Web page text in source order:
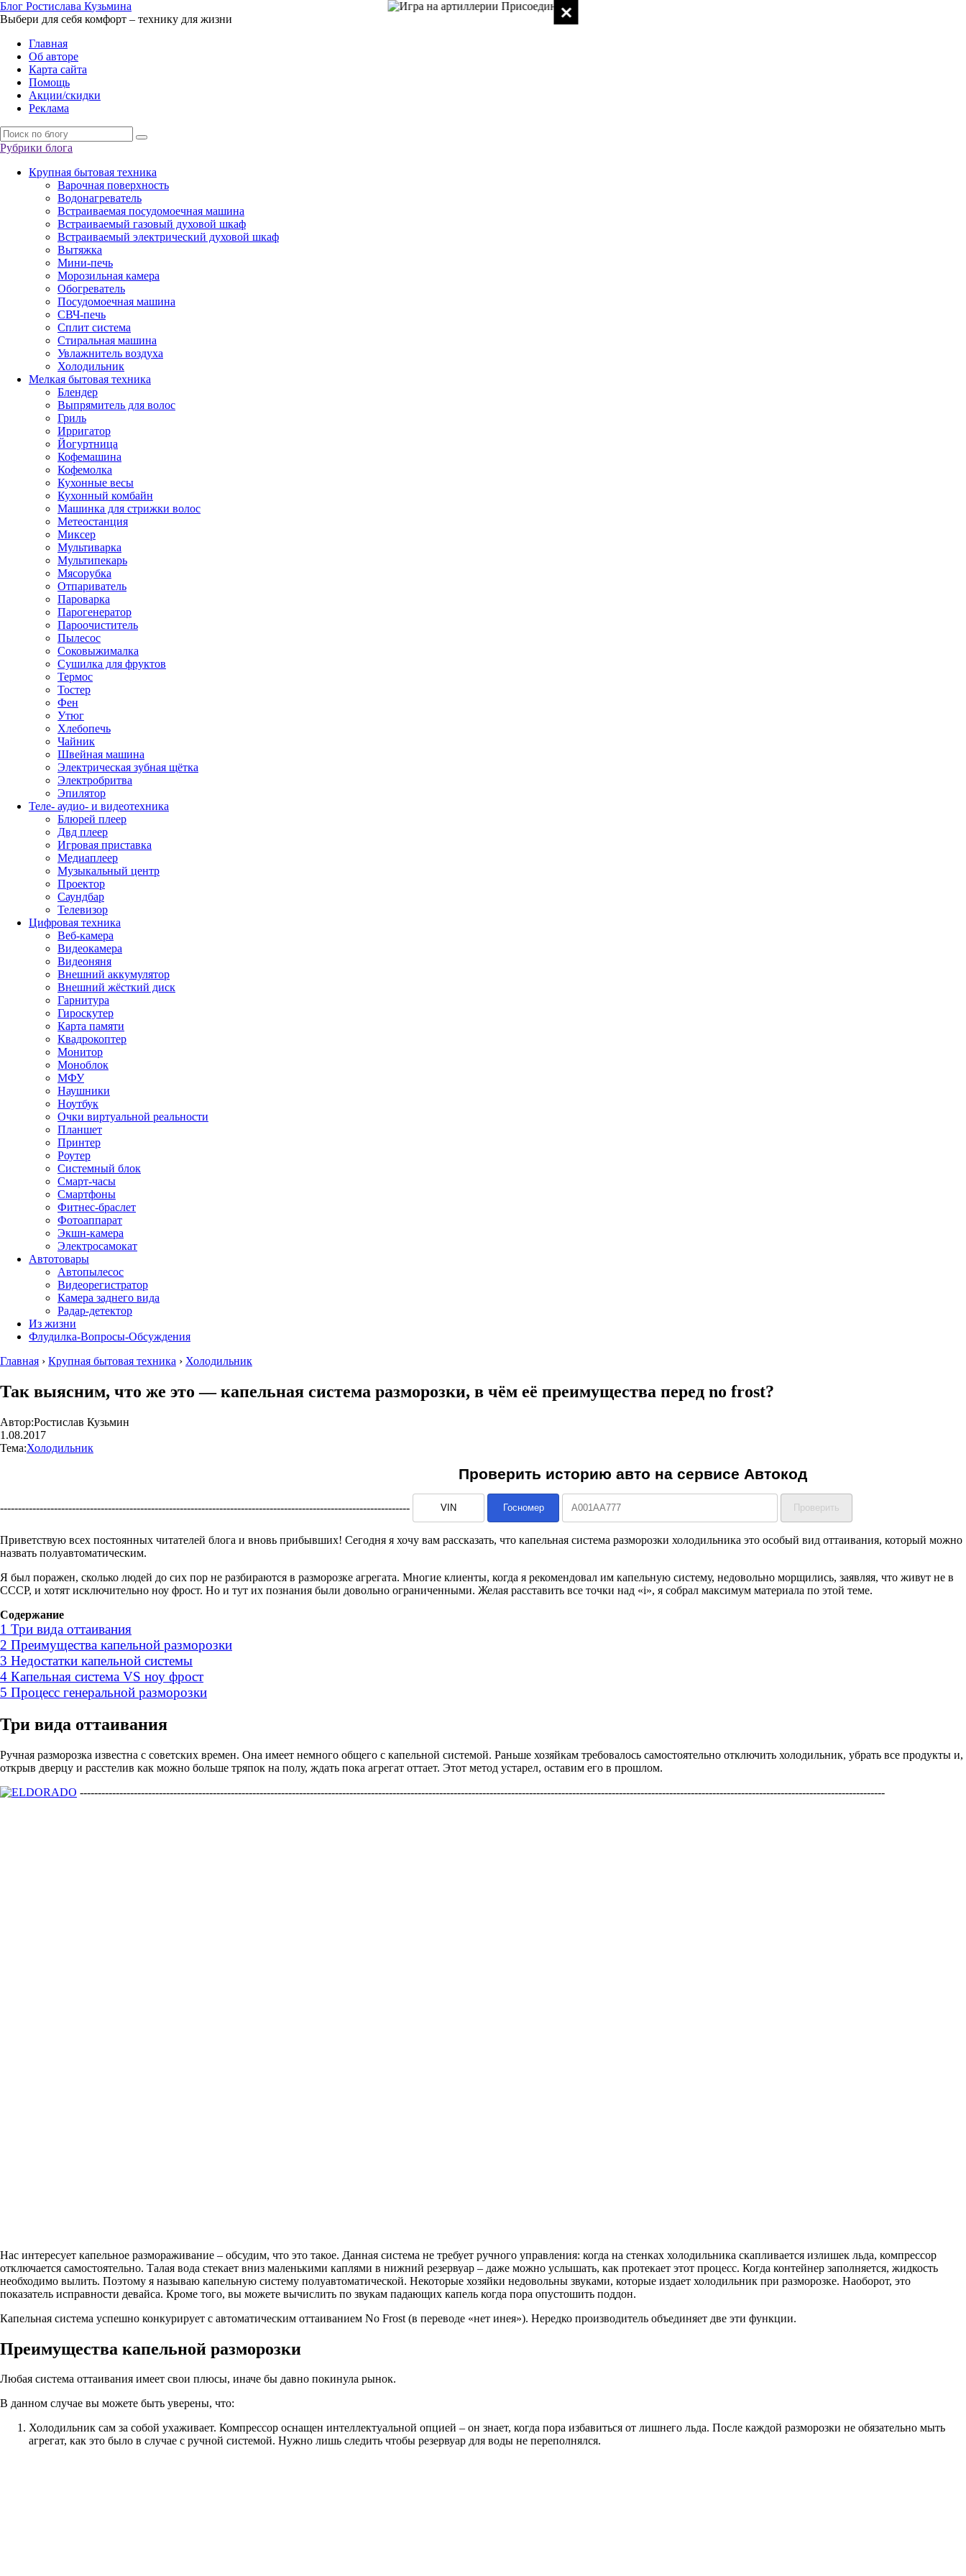
Блог Ростислава Кузьмина
Выбери для себя комфорт – технику для жизни
Главная
Об авторе
Карта сайта
Помощь
Акции/скидки
Реклама
Рубрики блога
Крупная бытовая техника
Варочная поверхность
Водонагреватель
Встраиваемая посудомоечная машина
Встраиваемый газовый духовой шкаф
Встраиваемый электрический духовой шкаф
Вытяжка
Мини-печь
Морозильная камера
Обогреватель
Посудомоечная машина
СВЧ-печь
Сплит система
Стиральная машина
Увлажнитель воздуха
Холодильник
Мелкая бытовая техника
Блендер
Выпрямитель для волос
Гриль
Ирригатор
Йогуртница
Кофемашина
Кофемолка
Кухонные весы
Кухонный комбайн
Машинка для стрижки волос
Метеостанция
Миксер
Мультиварка
Мультипекарь
Мясорубка
Отпариватель
Пароварка
Парогенератор
Пароочиститель
Пылесос
Соковыжималка
Сушилка для фруктов
Термос
Тостер
Фен
Утюг
Хлебопечь
Чайник
Швейная машина
Электрическая зубная щётка
Электробритва
Эпилятор
Теле- аудио- и видеотехника
Блюрей плеер
Двд плеер
Игровая приставка
Медиаплеер
Музыкальный центр
Проектор
Саундбар
Телевизор
Цифровая техника
Веб-камера
Видеокамера
Видеоняня
Внешний аккумулятор
Внешний жёсткий диск
Гарнитура
Гироскутер
Карта памяти
Квадрокоптер
Монитор
Моноблок
МФУ
Наушники
Ноутбук
Очки виртуальной реальности
Планшет
Принтер
Роутер
Системный блок
Смарт-часы
Смартфоны
Фитнес-браслет
Фотоаппарат
Экшн-камера
Электросамокат
Автотовары
Автопылесос
Видеорегистратор
Камера заднего вида
Радар-детектор
Из жизни
Флудилка-Вопросы-Обсуждения
Главная › Крупная бытовая техника › Холодильник
Так выясним, что же это — капельная система разморозки, в чём её преимущества перед no frost?
Автор:Ростислав Кузьмин
1.08.2017
Тема:Холодильник
------------------------------------------------------------------------------------------------------------------
Приветствую всех постоянных читателей блога и вновь прибывших! Сегодня я хочу вам рассказать, что капельная система разморозки холодильника это особый вид оттаивания, который можно
назвать полуавтоматическим.
Я был поражен, сколько людей до сих пор не разбираются в разморозке агрегата. Многие клиенты, когда я рекомендовал им капельную систему, недовольно морщились, заявляя, что живут не в
СССР, и хотят исключительно ноу фрост. Но и тут их познания были довольно ограниченными. Желая расставить все точки над «i», я собрал максимум материала по этой теме.
Содержание
1 Три вида оттаивания
2 Преимущества капельной разморозки
3 Недостатки капельной системы
4 Капельная система VS ноу фрост
5 Процесс генеральной разморозки
Три вида оттаивания
Ручная разморозка известна с советских времен. Она имеет немного общего с капельной системой. Раньше хозяйкам требовалось самостоятельно отключить холодильник, убрать все продукты и,
открыв дверцу и расстелив как можно больше тряпок на полу, ждать пока агрегат оттает. Этот метод устарел, оставим его в прошлом.
--------------------------------------------------------------------------------------------------------------------------------------------------------------------------------------------------------------------------------
Нас интересует капельное размораживание – обсудим, что это такое. Данная система не требует ручного управления: когда на стенках холодильника скапливается излишек льда, компрессор
отключается самостоятельно. Талая вода стекает вниз маленькими каплями в нижний резервуар – даже можно услышать, как протекает этот процесс. Когда контейнер заполняется, жидкость
необходимо вылить. Поэтому я называю капельную систему полуавтоматической. Некоторые хозяйки недовольны звуками, которые издает холодильник при разморозке. Наоборот, это
показатель исправности девайса. Кроме того, вы можете вычислить по звукам падающих капель когда пора опустошить поддон.
Капельная система успешно конкурирует с автоматическим оттаиванием No Frost (в переводе «нет инея»). Нередко производитель объединяет две эти функции.
Преимущества капельной разморозки
Любая система оттаивания имеет свои плюсы, иначе бы давно покинула рынок.
В данном случае вы можете быть уверены, что:
Холодильник сам за собой ухаживает. Компрессор оснащен интеллектуальной опцией – он знает, когда пора избавиться от лишнего льда. После каждой разморозки не обязательно мыть
агрегат, как это было в случае с ручной системой. Нужно лишь следить чтобы резервуар для воды не переполнялся.